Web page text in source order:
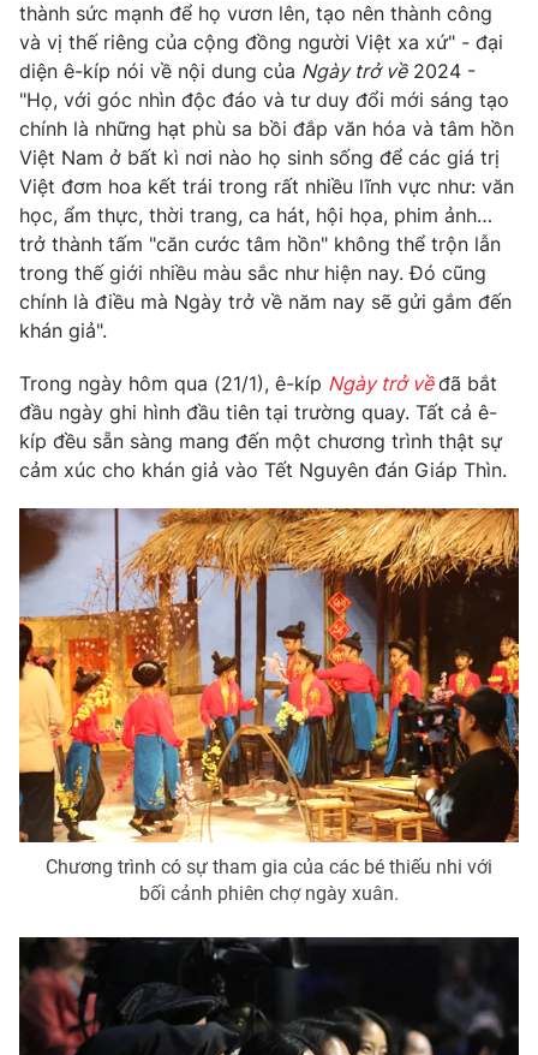
Tư vấn
Chuyên mục khác
Emagazine Podcast
Photo Infographic
Video Shorts video
VTV Money VTV Thể thao
VTV Sức khoẻ Bất động sản
Thị trường 24h Tấm lòng Việt
VTV4 Vươn mình bằng AI
VTV9 VTV8
Liên hệ tòa soạn English
THỜI BÁO VTV
Theo dõi báo trên
Cơ quan chủ quản:
Đài Truyền hình Việt Nam
Cơ quan báo chí:Thời báo VTV
Giấy phép hoạt động báo in và báo điện tử số 483/GP-BTTTT
thành sức mạnh để họ vươn lên, tạo nên thành công
và vị thế riêng của cộng đồng người Việt xa xứ" - đại
diện ê-kíp nói về nội dung của Ngày trở về2024 -
"Họ, với góc nhìn độc đáo và tư duy đổi mới sáng tạo
chính là những hạt phù sa bồi đắp văn hóa và tâm hồn
Việt Nam ở bất kì nơi nào họ sinh sống để các giá trị
Việt đơm hoa kết trái trong rất nhiều lĩnh vực như: văn
học, ẩm thực, thời trang, ca hát, hội họa, phim ảnh…
trở thành tấm "căn cước tâm hồn" không thể trộn lẫn
trong thế giới nhiều màu sắc như hiện nay. Đó cũng
chính là điều mà Ngày trở về năm nay sẽ gửi gắm đến
khán giả".
Trong ngày hôm qua (21/1), ê-kíp Ngày trở về đã bắt
đầu ngày ghi hình đầu tiên tại trường quay. Tất cả ê-
kíp đều sẵn sàng mang đến một chương trình thật sự
cảm xúc cho khán giả vào Tết Nguyên đán Giáp Thìn.
Chương trình có sự tham gia của các bé thiếu nhi với
bối cảnh phiên chợ ngày xuân.